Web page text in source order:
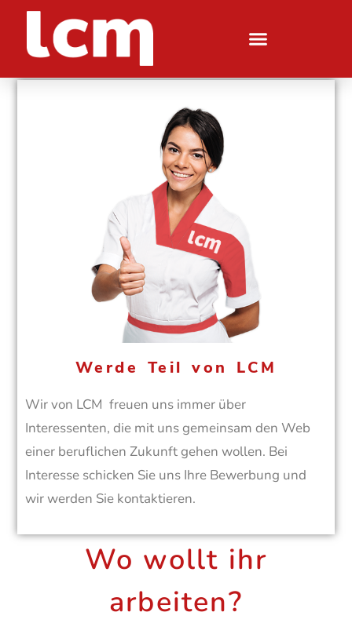
Werde Teil von LCM
Wir von LCM freuen uns immer über
Interessenten, die mit uns gemeinsam den Web
einer beruflichen Zukunft gehen wollen. Bei
Interesse schicken Sie uns Ihre Bewerbung und
wir werden Sie kontaktieren.
Wo wollt ihr
arbeiten?